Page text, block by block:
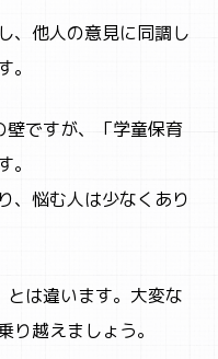
、他人の意見に同調し
ですが、「学童保育
、悩む人は少なくあり
は違います。大変な
り越えましょう。